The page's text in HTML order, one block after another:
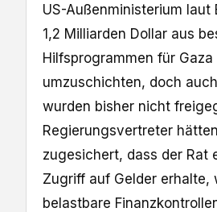
US-Außenministerium laut
1,2 Milliarden Dollar aus
Hilfsprogrammen für Gaza
umzuschichten, doch
wurden bisher nicht
Regierungsvertreter
zugesichert, dass der Rat
Zugriff auf Gelder erhalte,
belastbare